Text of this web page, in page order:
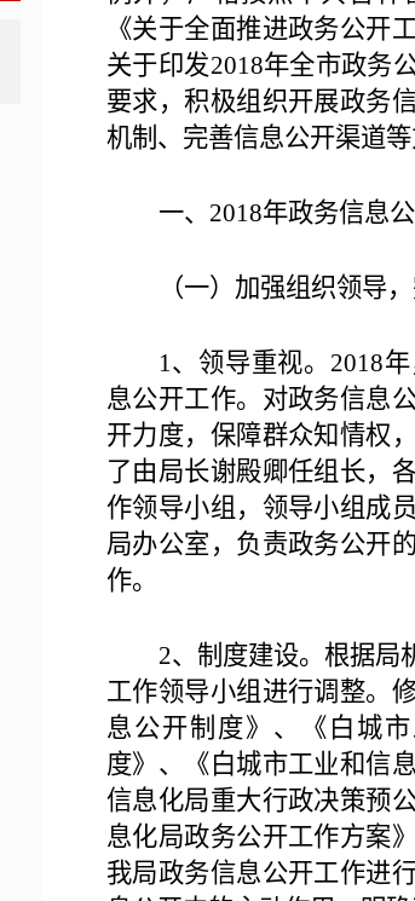
《关于全面推进政务公开
关于印发2018年全市政务
要求，积极组织开展政务
机制、完善信息公开渠道
一、 2018年政务信息
（一） 加强组织领导
1、领导重视。2018
息公开工作。对政务信息
开力度，保障群众知情权
了由局长谢殿卿任组长，
作领导小组，领导小组成
局办公室，负责政务公开
作。
2、制度建设。根据局
工作领导小组进行调整。
息公开制度》、《白城
度》、《白城市工业和信
信息化局重大行政决策预
息化局政务公开工作方案
我局政务信息公开工作进